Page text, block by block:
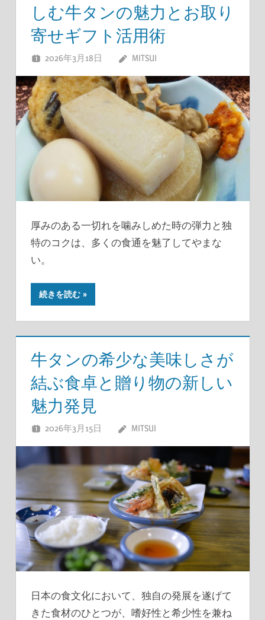
しむ牛タンの魅力とお取り
寄せギフト活用術
2026年3月18日 MITSUI
厚みのある一切れを噛みしめた時の弾力と独
特のコクは、多くの食通を魅了してやまな
い。
続きを読む
牛タンの希少な美味しさが
結ぶ食卓と贈り物の新しい
魅力発見
2026年3月15日 MITSUI
日本の食文化において、独自の発展を遂げて
きた食材のひとつが、嗜好性と希少性を兼ね